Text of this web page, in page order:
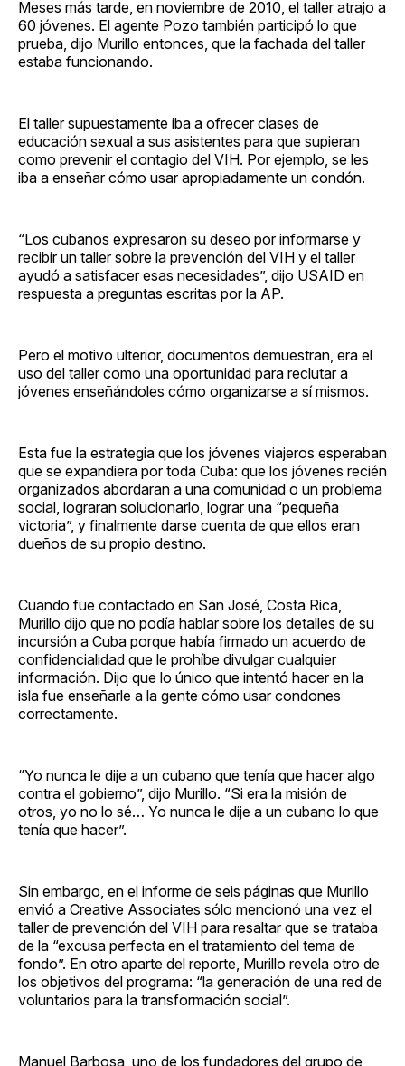
Meses más tarde, en noviembre de 2010, el taller atrajo a
60 jóvenes. El agente Pozo también participó lo que
prueba, dijo Murillo entonces, que la fachada del taller
estaba funcionando.
El taller supuestamente iba a ofrecer clases de
educación sexual a sus asistentes para que supieran
como prevenir el contagio del VIH. Por ejemplo, se les
iba a enseñar cómo usar apropiadamente un condón.
“Los cubanos expresaron su deseo por informarse y
recibir un taller sobre la prevención del VIH y el taller
ayudó a satisfacer esas necesidades”, dijo USAID en
respuesta a preguntas escritas por la AP.
Pero el motivo ulterior, documentos demuestran, era el
uso del taller como una oportunidad para reclutar a
jóvenes enseñándoles cómo organizarse a sí mismos.
Esta fue la estrategia que los jóvenes viajeros esperaban
que se expandiera por toda Cuba: que los jóvenes recién
organizados abordaran a una comunidad o un problema
social, lograran solucionarlo, lograr una “pequeña
victoria”, y finalmente darse cuenta de que ellos eran
dueños de su propio destino.
Cuando fue contactado en San José, Costa Rica,
Murillo dijo que no podía hablar sobre los detalles de su
incursión a Cuba porque había firmado un acuerdo de
confidencialidad que le prohíbe divulgar cualquier
información. Dijo que lo único que intentó hacer en la
isla fue enseñarle a la gente cómo usar condones
correctamente.
“Yo nunca le dije a un cubano que tenía que hacer algo
contra el gobierno”, dijo Murillo. “Si era la misión de
otros, yo no lo sé… Yo nunca le dije a un cubano lo que
tenía que hacer”.
Sin embargo, en el informe de seis páginas que Murillo
envió a Creative Associates sólo mencionó una vez el
taller de prevención del VIH para resaltar que se trataba
de la “excusa perfecta en el tratamiento del tema de
fondo”. En otro aparte del reporte, Murillo revela otro de
los objetivos del programa: “la generación de una red de
voluntarios para la transformación social”.
Manuel Barbosa, uno de los fundadores del grupo de